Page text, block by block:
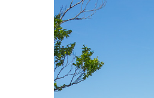
Klik på enter for at søge